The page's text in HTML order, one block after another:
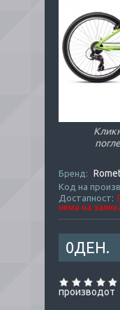
Бренд:
Код на
Достапност:
нема на
0ДЕН.
производот